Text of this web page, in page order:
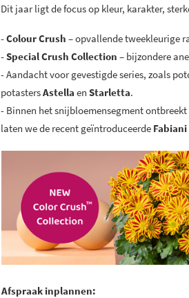
Dit jaar ligt de focus op kleur, karakter,
- Colour Crush – opvallende tweekleurige
- Special Crush Collection – bijzondere
- Aandacht voor gevestigde series, zoals
potastersAstella en Starletta.
- Binnen het snijbloemensegment
laten we de recent geïntroduceerde Fabiani
Afspraak inplannen: